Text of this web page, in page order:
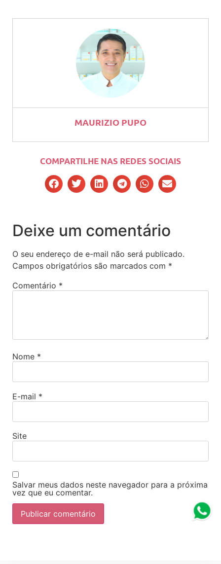
MAURIZIO PUPO
COMPARTILHE NAS REDES SOCIAIS
Deixe um comentário
O seu endereço de e-mail não será publicado.
Campos obrigatórios são marcados com *
Comentário *
Nome *
E-mail *
Site
Salvar meus dados neste navegador para a próxima
vez que eu comentar.